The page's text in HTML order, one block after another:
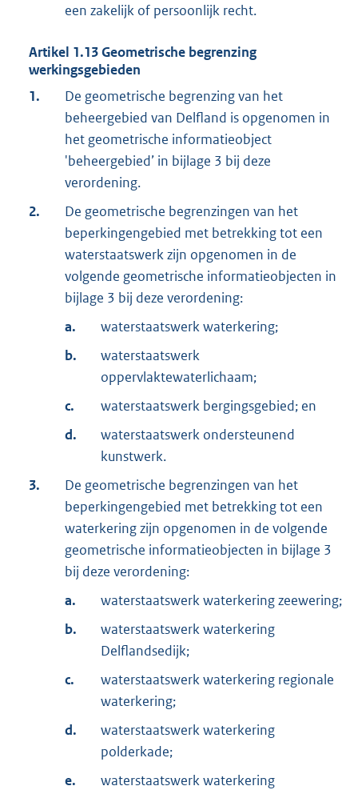
een zakelijk of persoonlijk recht.
Artikel 1.13Geometrische begrenzing
werkingsgebieden
1.
De geometrische begrenzing van het
beheergebied van Delfland is opgenomen in
het geometrische informatieobject
'beheergebied’ in bijlage 3 bij deze
verordening.
2.
De geometrische begrenzingen van het
beperkingengebied met betrekking tot een
waterstaatswerk zijn opgenomen in de
volgende geometrische informatieobjecten in
bijlage 3 bij deze verordening:
a.
waterstaatswerk waterkering;
b.
waterstaatswerk
oppervlaktewaterlichaam;
c.
waterstaatswerk bergingsgebied; en
d.
waterstaatswerk ondersteunend
kunstwerk.
3.
De geometrische begrenzingen van het
beperkingengebied met betrekking tot een
waterkering zijn opgenomen in de volgende
geometrische informatieobjecten in bijlage 3
bij deze verordening:
a.
waterstaatswerk waterkering zeewering;
b.
waterstaatswerk waterkering
Delflandsedijk;
c.
waterstaatswerk waterkering regionale
waterkering;
d.
waterstaatswerk waterkering
polderkade;
e.
waterstaatswerk waterkering